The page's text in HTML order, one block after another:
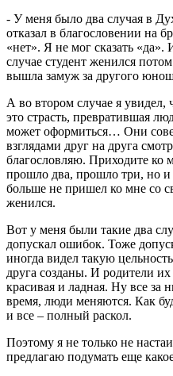
- У меня было два случая в
отказал в благословении на
«нет». Я не мог сказать
случае студент женился
вышла замуж за другого
А во втором случае я увидел,
это страсть, превратившая
может оформиться… Они
взглядами друг на друга
благословляю. Приходите ко
прошло два, прошло три, но и
больше не пришел ко мне со
женился.
Вот у меня были такие два
допускал ошибок. Тоже
иногда видел такую
друга созданы. И родители
красивая и ладная. Ну все за
время, люди меняются. Как
и все – полный раскол.
Поэтому я не только не
предлагаю подумать еще